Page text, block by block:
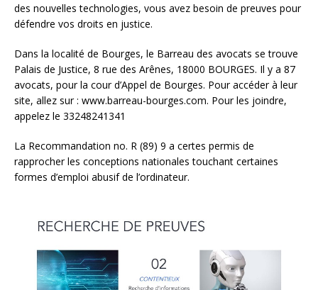
des nouvelles technologies, vous avez besoin de preuves pour
défendre vos droits en justice.
Dans la localité de Bourges, le Barreau des avocats se trouve
Palais de Justice, 8 rue des Arênes, 18000 BOURGES. Il y a 87
avocats, pour la cour d’Appel de Bourges. Pour accéder à leur
site, allez sur : www.barreau-bourges.com. Pour les joindre,
appelez le 33248241341
La Recommandation no. R (89) 9 a certes permis de
rapprocher les conceptions nationales touchant certaines
formes d’emploi abusif de l’ordinateur.